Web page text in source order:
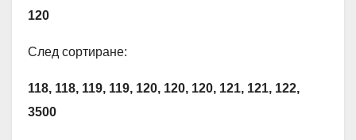
120
След сортиране:
118, 118, 119, 119, 120, 120, 120, 121, 121, 122,
3500